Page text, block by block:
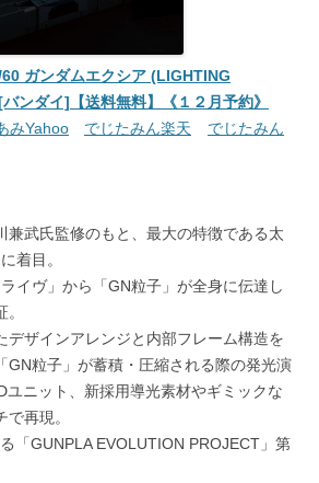
ガンダムエクシア (LIGHTING
ンダイ]【送料無料】《１２月予約》
みYahoo でじたみん楽天
でじたみん
兼武氏監修のもと、最大の特徴である太
着目。
イヴ」から「GN粒子」が全身に伝達し
デザインアレンジと内部フレーム構造を
GN粒子」が蓄積・圧縮される際の発光演
ユニット、新採用導光素材やギミックな
再現。
「GUNPLA EVOLUTION PROJECT」第